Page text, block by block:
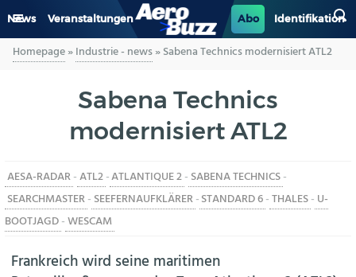
News Veranstaltungen Abo Identifikation
GENERAL AVIATION
LUFTVERKEHR
MILITÄR
INDUSTRIE
HELIKOPTER
Homepage»Industrie - news»Sabena Technics modernisiert ATL2
Sabena Technics
modernisiert ATL2
AESA-RADAR-ATL2-ATLANTIQUE 2- SABENA TECHNICS-
SEARCHMASTER- SEEFERNAUFKLÄRER-STANDARD 6-THALES- U-
BOOTJAGD-WESCAM
Frankreich wird seine maritimen